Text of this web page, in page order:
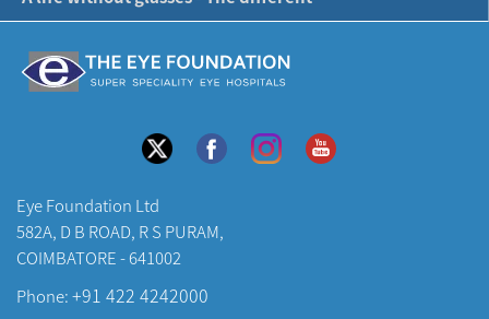
Eye Foundation Ltd
582A, D B ROAD, R S PURAM,
COIMBATORE - 641002
Phone:+91 422 4242000